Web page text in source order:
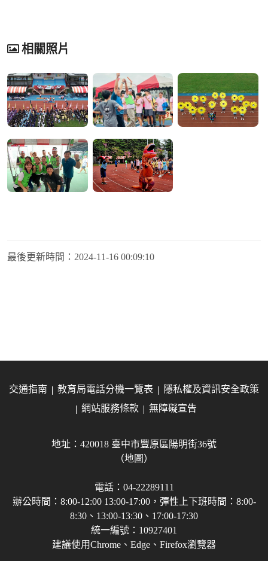
相關照片
最後更新時間： 2024-11-16 00:09:10
交通指南 教育局電話分機一覽表
隱私權及資訊安全政策
網站服務條款
無障礙宣告
地址：420018 臺中市豐原區陽明街36號
（地圖）
電話：04-22289111
辦公時間：8:00-12:00 13:00-17:00，彈性上下班時間：8:00-
8:30、13:00-13:30、17:00-17:30
統一編號：10927401
建議使用Chrome、Edge、Firefox瀏覽器